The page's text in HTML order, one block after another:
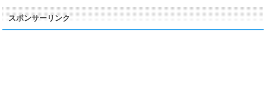
スポンサーリンク